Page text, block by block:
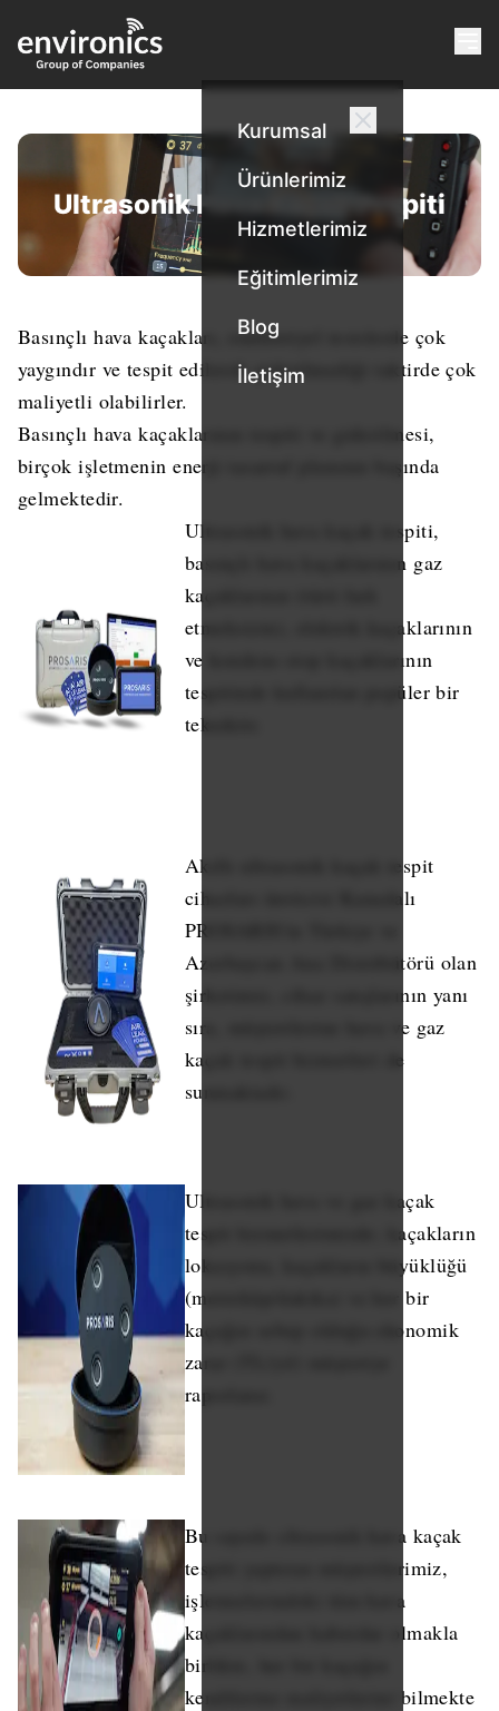
Kurumsal
Ürünlerimiz
Hizmetlerimiz
Eğitimlerimiz
Blog
İletişim
Ultrasonik Hava Kaçak Tespiti
Basınçlı hava kaçakları, endüstriyel tesislerde çok
yaygındır ve tespit edilerek giderilmediği taktirde çok
maliyetli olabilirler.
Basınçlı hava kaçaklarının tespiti ve giderilmesi,
birçok işletmenin enerji tasarruf planının başında
gelmektedir.
Ultrasonik hava kaçak tespiti,
basınçlı hava kaçaklarının gaz
kaçaklarının (türü fark
etmeksizin), elektrik kaçaklarının
ve kondens-stop kaçaklarının
tespitinde kullanılan popüler bir
tekniktir.
Akıllı ultrasonik kaçak tespit
cihazları üreticisi Kanadalı
PROSARIS'in Türkiye ve
Azerbaycan Ana Distribütörü olan
şirketimiz, cihaz satışlarının yanı
sıra, müşterilerine hava ve gaz
kaçak tespit hizmetleri de
sunmaktadır.
Ultrasonik hava ve gaz kaçak
tespit hizmetlerimizde; kaçakların
lokasyonu, kaçakların büyüklüğü
(metreküp/dakika) ve her bir
kaçağın sebep olduğu ekonomik
zarar (TL/yıl) müşteriye
raporlanır.
Bu sayede ultrasonik hava kaçak
tespiti yaptıran müşterilerimiz,
işletmelerindeki tüm hava
kaçaklarından haberdar olmakla
birlikte, her bir kaçağın
kendilerine maliyetlerini bilmekte